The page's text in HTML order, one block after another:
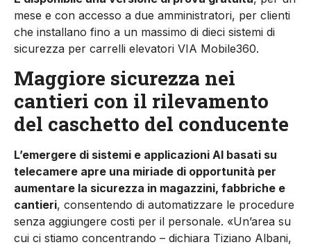
mese e con accesso a due amministratori, per clienti
che installano fino a un massimo di dieci sistemi di
sicurezza per carrelli elevatori VIA Mobile360.
Maggiore sicurezza nei
cantieri con il rilevamento
del caschetto del conducente
L’emergere di sistemi e applicazioni AI basati su
telecamere apre una miriade di opportunità per
aumentare la sicurezza in magazzini, fabbriche e
cantieri, consentendo di automatizzare le procedure
senza aggiungere costi per il personale. «Un’area su
cui ci stiamo concentrando – dichiara Tiziano Albani,